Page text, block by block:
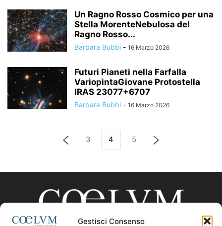
Gestisci Consenso
Un Ragno Rosso Cosmico per una
Stella MorenteNebulosa del
Ragno Rosso...
Barbara Bubbi - 16 Marzo 2026
Futuri Pianeti nella Farfalla
VariopintaGiovane Protostella
IRAS 23077+6707
Barbara Bubbi - 16 Marzo 2026
3 4 5